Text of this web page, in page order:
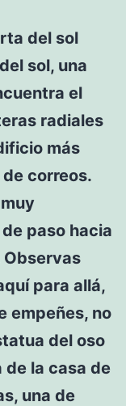
del sol
sol, una
el
radiales
más
correos.
paso hacia
para allá,
empeñes, no
del oso
de la casa de
una de